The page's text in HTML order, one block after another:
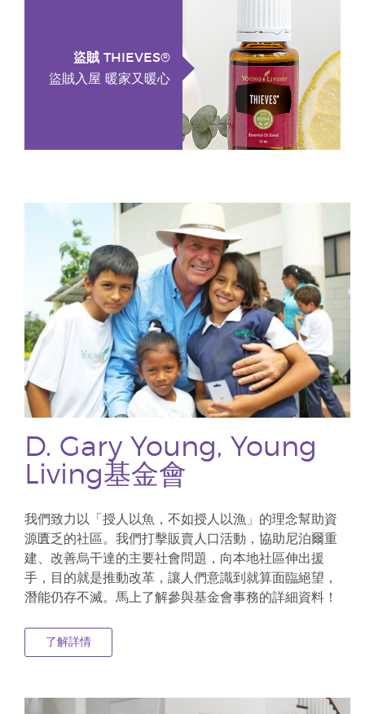
盜賊 THIEVES®
盜賊入屋 暖家又暖心
D. Gary Young, Young
Living基金會
我們致力以「授人以魚，不如授人以漁」的理念幫助資
源匱乏的社區。我們打擊販賣人口活動，協助尼泊爾重
建、改善烏干達的主要社會問題，向本地社區伸出援
手，目的就是推動改革，讓人們意識到就算面臨絕望，
潛能仍存不滅。馬上了解參與基金會事務的詳細資料！
了解詳情